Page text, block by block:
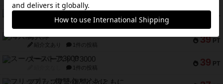
PT
紹介文あり 2件の投稿
39 PT
海兵隊
紹介文あり 1件の投稿
39 PT
スーパーストア3000
1件の投稿
フリップ７：復讐心とともに